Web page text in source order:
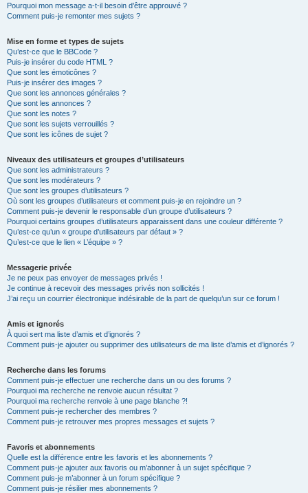
Pourquoi mon message a-t-il besoin d’être approuvé ?
Comment puis-je remonter mes sujets ?
Mise en forme et types de sujets
Qu’est-ce que le BBCode ?
Puis-je insérer du code HTML ?
Que sont les émoticônes ?
Puis-je insérer des images ?
Que sont les annonces générales ?
Que sont les annonces ?
Que sont les notes ?
Que sont les sujets verrouillés ?
Que sont les icônes de sujet ?
Niveaux des utilisateurs et groupes d’utilisateurs
Que sont les administrateurs ?
Que sont les modérateurs ?
Que sont les groupes d’utilisateurs ?
Où sont les groupes d’utilisateurs et comment puis-je en rejoindre un ?
Comment puis-je devenir le responsable d’un groupe d’utilisateurs ?
Pourquoi certains groupes d’utilisateurs apparaissent dans une couleur différente ?
Qu’est-ce qu’un « groupe d’utilisateurs par défaut » ?
Qu’est-ce que le lien « L’équipe » ?
Messagerie privée
Je ne peux pas envoyer de messages privés !
Je continue à recevoir des messages privés non sollicités !
J’ai reçu un courrier électronique indésirable de la part de quelqu’un sur ce forum !
Amis et ignorés
À quoi sert ma liste d’amis et d’ignorés ?
Comment puis-je ajouter ou supprimer des utilisateurs de ma liste d’amis et d’ignorés ?
Recherche dans les forums
Comment puis-je effectuer une recherche dans un ou des forums ?
Pourquoi ma recherche ne renvoie aucun résultat ?
Pourquoi ma recherche renvoie à une page blanche ?!
Comment puis-je rechercher des membres ?
Comment puis-je retrouver mes propres messages et sujets ?
Favoris et abonnements
Quelle est la différence entre les favoris et les abonnements ?
Comment puis-je ajouter aux favoris ou m’abonner à un sujet spécifique ?
Comment puis-je m’abonner à un forum spécifique ?
Comment puis-je résilier mes abonnements ?